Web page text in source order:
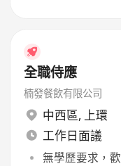
全職侍應
楠發餐飲有限公司
中西區, 上環
工作日面議
無學歷要求，